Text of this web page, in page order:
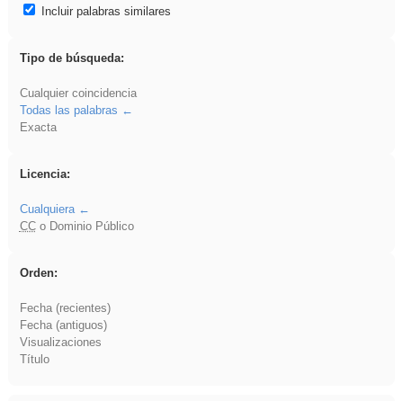
Incluir palabras similares
Tipo de búsqueda:
Cualquier coincidencia
Todas las palabras
Exacta
Licencia:
Cualquiera
CCo Dominio Público
Orden:
Fecha (recientes)
Fecha (antiguos)
Visualizaciones
Título